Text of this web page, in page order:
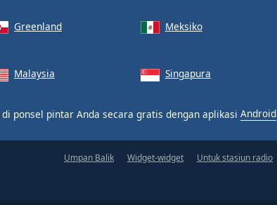
Greenland Meksiko
Malaysia Singapura
di ponsel pintar Anda secara gratis dengan aplikasi Android
Umpan Balik Widget-widget Untuk stasiun radio